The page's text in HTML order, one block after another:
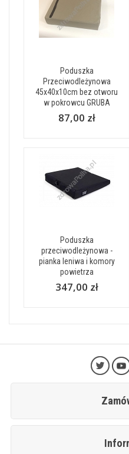
Poduszka
Przeciwodleżynowa
45x40x10cm bez otworu
w pokrowcu GRUBA
87,00 zł
Poduszka
przeciwodleżynowa -
pianka leniwa i komory
powietrza
347,00 zł